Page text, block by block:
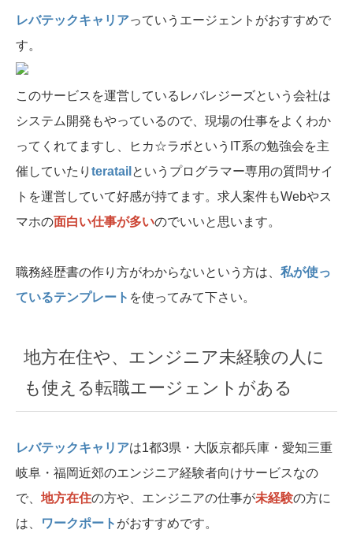
レバテックキャリアっていうエージェントがおすすめで
す。
このサービスを運営しているレバレジーズという会社は
システム開発もやっているので、現場の仕事をよくわか
ってくれてますし、ヒカ☆ラボというIT系の勉強会を主
催していたり teratail というプログラマー専用の質問サイ
トを運営していて好感が持てます。求人案件もWebやス
マホの面白い仕事が多いのでいいと思います。
職務経歴書の作り方がわからないという方は、 私が使っ
ているテンプレート を使ってみて下さい。
地方在住や、エンジニア未経験の人に
も使える転職エージェントがある
レバテックキャリアは1都3県・大阪京都兵庫・愛知三重
岐阜・福岡近郊のエンジニア経験者向けサービスなの
で、 地方在住の方や、エンジニアの仕事が未経験の方に
は、
ワークポート がおすすめです。